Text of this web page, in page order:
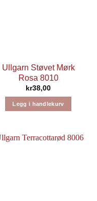
Ullgarn Støvet Mørk
Rosa 8010
kr38,00
Legg i handlekurv